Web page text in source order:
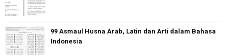
99 Asmaul Husna Arab, Latin dan Arti dalam Bahasa
Indonesia